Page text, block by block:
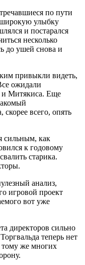
по пути
широкую улыбку
и постарался
несколько
до ушей снова и
привыкли видеть,
ожидали
и Митякиса. Еще
всего, опять
сильным, как
к годовому
старика.
анализ,
игровой проект
вот уже
директоров сильно
теперь нет
тому же многих